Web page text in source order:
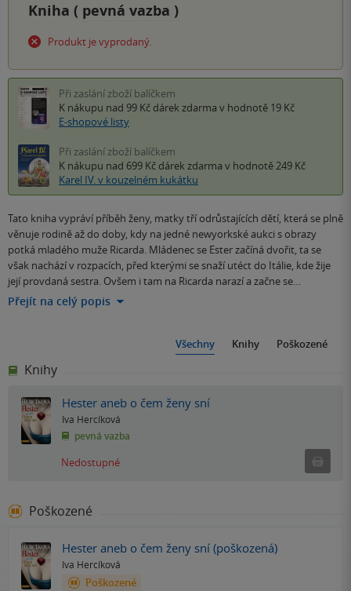
Kniha ( pevná vazba )
Produkt je vyprodaný.
Při zaslání zboží balíčkem
K nákupu nad 99 Kč dárek zdarma v hodnotě 19 Kč
E-shopové listy
Při zaslání zboží balíčkem
K nákupu nad 699 Kč dárek zdarma v hodnotě 249 Kč
Karel IV. v kouzelném kukátku
Tato kniha vypráví příběh ženy, matky tří odrůstajících dětí, která se plně
věnuje rodině až do doby, kdy na jedné newyorkské aukci s obrazy
potká mladého muže Ricarda. Mládenec se Ester začíná dvořit, ta se
však nachází v rozpacích, před kterými se snaží utéct do Itálie, kde žije
její provdaná sestra. Ovšem i tam na Ricarda narazí a začne se…
Přejít na celý popis
Všechny Knihy Poškozené
Knihy
Hester aneb o čem ženy sní
Iva Hercíková
pevná vazba
Nedostupné
Poškozené
Hester aneb o čem ženy sní (poškozená)
Iva Hercíková
Poškozené